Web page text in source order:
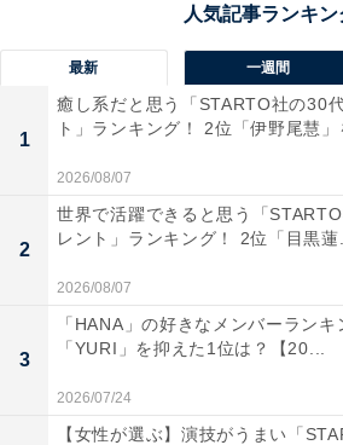
1位：【11代】横山だいすけ（
1位にランクインしたのは、横山だ
組歴代最長となる9年間、11代うた
活躍しました。
ストレートな歌声と振り切った変顔
魅力で、真っすぐな人柄や甘いル
人気を博しました。卒業が発表さ
で瞬く間に「だいすけロス」が広が
卒業後はドラマやバラエティ番組
最新 一週間
1
癒し系だと思う「STARTO社の30
ト」ランキング！ 2位「伊野尾慧」
2026/08/07
2
世界で活躍できると思う「
レント」ランキング！ 2位「目黒蓮
2026/08/07
3
「HANA」の好きなメンバーランキ
「YURI」を抑えた1位は？【20...
2026/07/24
【女性が選ぶ】演技がうまい「